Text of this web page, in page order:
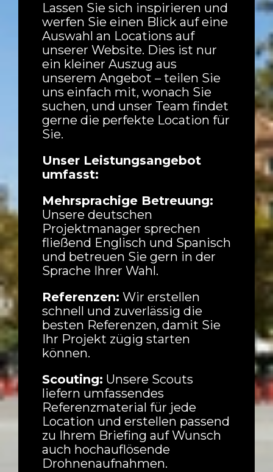
Häuser
Wohnungen
Straßen
Natur
Spots
Lassen Sie sich inspirieren und
werfen Sie einen Blick auf eine
Auswahl an Locations auf
unserer Website. Dies ist nur
ein kleiner Auszug aus
unserem Angebot – teilen Sie
uns einfach mit, wonach Sie
suchen, und unser Team findet
gerne die perfekte Location für
Sie.
Unser Leistungsangebot
umfasst:
Mehrsprachige Betreuung:
Unsere deutschen
Projektmanager sprechen
fließend Englisch und Spanisch
und betreuen Sie gern in der
Sprache Ihrer Wahl.
Referenzen: Wir erstellen
schnell und zuverlässig die
besten Referenzen, damit Sie
Ihr Projekt zügig starten
können.
Scouting: Unsere Scouts
liefern umfassendes
Referenzmaterial für jede
Location und erstellen passend
zu Ihrem Briefing auf Wunsch
auch hochauflösende
Drohnenaufnahmen.